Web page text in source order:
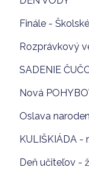
Finále -
Rozprávkový
SADENIE
Nová
Oslava
KULIŠKIÁDA -
Deň učiteľov -